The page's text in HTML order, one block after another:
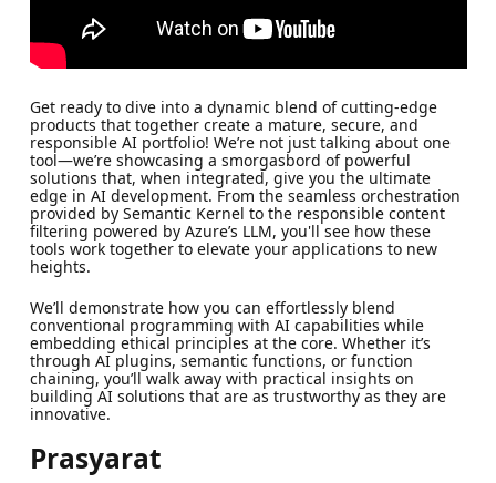
Get ready to dive into a dynamic blend of cutting-edge
products that together create a mature, secure, and
responsible AI portfolio! We’re not just talking about one
tool—we’re showcasing a smorgasbord of powerful
solutions that, when integrated, give you the ultimate
edge in AI development. From the seamless orchestration
provided by Semantic Kernel to the responsible content
filtering powered by Azure’s LLM, you'll see how these
tools work together to elevate your applications to new
heights.
We’ll demonstrate how you can effortlessly blend
conventional programming with AI capabilities while
embedding ethical principles at the core. Whether it’s
through AI plugins, semantic functions, or function
chaining, you’ll walk away with practical insights on
building AI solutions that are as trustworthy as they are
innovative.
Prasyarat